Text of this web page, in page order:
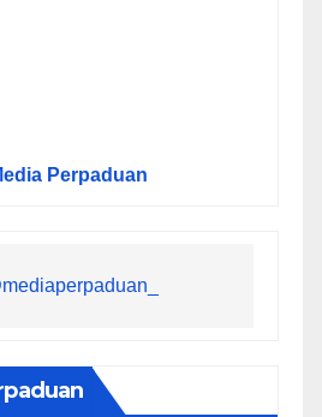
Perpaduan